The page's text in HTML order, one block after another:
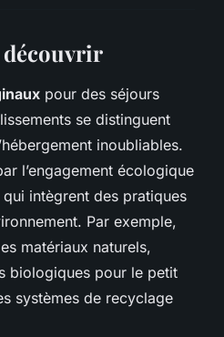
pour des séjours
se distinguent
inoubliables.
l’engagement écologique
intègrent des pratiques
Par exemple,
matériaux naturels,
biologiques pour le petit
systèmes de recyclage